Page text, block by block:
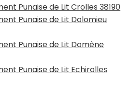
Punaise de Lit Crolles 38190
Punaise de Lit Dolomieu
Punaise de Lit Domène
Punaise de Lit Echirolles